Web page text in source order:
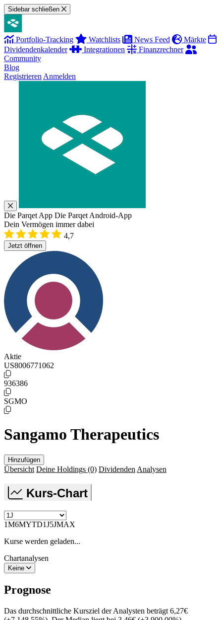
Sidebar schließen
Portfolio-Tracking Watchlists News Feed
Märkte
Dividendenkalender
Integrationen
Finanzrechner
Community
Blog
Registrieren Anmelden
Die Parqet App Die Parqet Android-App
Dein Vermögen immer dabei
4,7
Jetzt öffnen
Aktie
US8006771062
936386
SGMO
Sangamo Therapeutics
Hinzufügen
Übersicht Deine Holdings (0) Dividenden Analysen
Kurs-Chart
1M6MYTD1J5JMAX
Kurse werden geladen...
Chartanalysen
Keine
Prognose
Das durchschnittliche Kursziel der Analysten beträgt 6,27€